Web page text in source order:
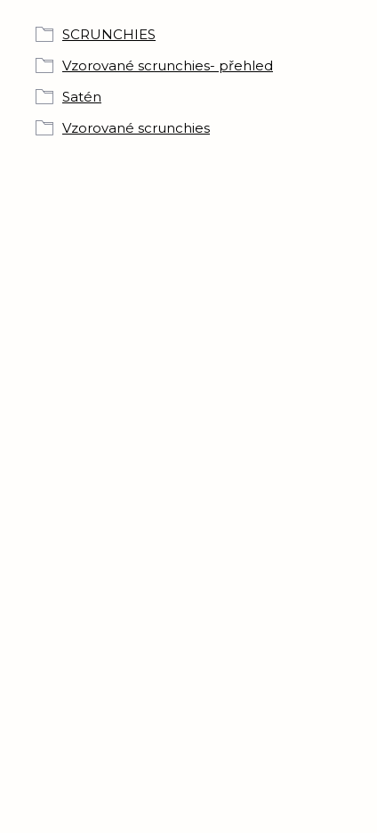
SCRUNCHIES
Vzorované scrunchies- přehled
Satén
Vzorované scrunchies